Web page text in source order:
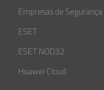
Empresas de
ESET
ESET NOD32
Huawei Cloud